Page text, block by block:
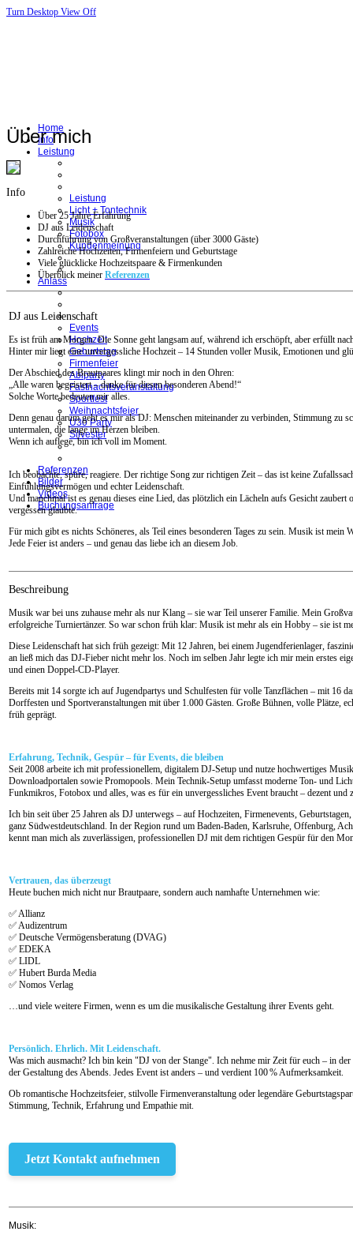
Turn Desktop View Off
Home
Info
Leistung
Leistung
Licht + Tontechnik
Musik
Fotobox
Kundenmeinung
Anlass
Events
Hochzeit
Geburtstag
Firmenfeier
Abiparty
Fastnachtsveranstaltung
Sportfest
Weihnachtsfeier
Ü30 Party
Silvester
Referenzen
Bilder
Videos
Buchungsanfrage
Über mich
Info
Über 25 Jahre Erfahrung
DJ aus Leidenschaft
Durchführung von Großveranstaltungen (über 3000 Gäste)
Zahlreiche Hochzeiten, Firmenfeiern und Geburtstage
Viele glücklicke Hochzeitspaare & Firmenkunden
Überblick meiner Referenzen
DJ aus Leidenschaft
Es ist früh am Morgen. Die Sonne geht langsam auf, während ich erschöpft, aber erfüllt
Hinter mir liegt eine unvergessliche Hochzeit – 14 Stunden voller Musik, Emotionen und
Der Abschied des Brautpaares klingt mir noch in den Ohren:
„Alle waren begeistert – danke für diesen besonderen Abend!“
Solche Worte bedeuten mir alles.
Denn genau darum geht es mir als DJ: Menschen miteinander zu verbinden, Stimmung zu
untermalen, die lange im Herzen bleiben.
Wenn ich auflege, bin ich voll im Moment.
Ich beobachte, spüre, reagiere. Der richtige Song zur richtigen Zeit – das ist keine
Einfühlungsvermögen und echter Leidenschaft.
Und manchmal ist es genau dieses eine Lied, das plötzlich ein Lächeln aufs Gesicht
vergessen glaubte.
Für mich gibt es nichts Schöneres, als Teil eines besonderen Tages zu sein. Musik ist mein
Jede Feier ist anders – und genau das liebe ich an diesem Job.
Beschreibung
Musik war bei uns zuhause mehr als nur Klang – sie war Teil unserer Familie. Mein
erfolgreiche Turniertänzer. So war schon früh klar: Musik ist mehr als ein Hobby – sie ist
Diese Leidenschaft hat sich früh gezeigt: Mit 12 Jahren, bei einem Jugendferienlager,
an ließ mich das DJ-Fieber nicht mehr los. Noch im selben Jahr legte ich mir mein erstes
und einen Doppel-CD-Player.
Bereits mit 14 sorgte ich auf Jugendpartys und Schulfesten für volle Tanzflächen – mit 16
Dorffesten und Sportveranstaltungen mit über 1.000 Gästen. Große Bühnen, volle Plätze,
früh geprägt.
Erfahrung, Technik, Gespür – für Events, die bleiben
Seit 2008 arbeite ich mit professionellem, digitalem DJ-Setup und nutze hochwertiges
Downloadportalen sowie Promopools. Mein Technik-Setup umfasst moderne Ton- und
Funkmikros, Fotobox und alles, was es für ein unvergessliches Event braucht – dezent und
Ich bin seit über 25 Jahren als DJ unterwegs – auf Hochzeiten, Firmenevents,
ganz Südwestdeutschland. In der Region rund um Baden-Baden, Karlsruhe, Offenburg,
kennt man mich als zuverlässigen, professionellen DJ mit dem richtigen Gespür für den
Vertrauen, das überzeugt
Heute buchen mich nicht nur Brautpaare, sondern auch namhafte Unternehmen wie:
✅ Allianz
✅ Audizentrum
✅ Deutsche Vermögensberatung (DVAG)
✅ EDEKA
✅ LIDL
✅ Hubert Burda Media
✅ Nomos Verlag
…und viele weitere Firmen, wenn es um die musikalische Gestaltung ihrer Events geht.
Persönlich. Ehrlich. Mit Leidenschaft.
Was mich ausmacht? Ich bin kein "DJ von der Stange". Ich nehme mir Zeit für euch – in
der Gestaltung des Abends. Jedes Event ist anders – und verdient 100 % Aufmerksamkeit.
Ob romantische Hochzeitsfeier, stilvolle Firmenveranstaltung oder legendäre
Stimmung, Technik, Erfahrung und Empathie mit.
Jetzt Kontakt aufnehmen
Musik: